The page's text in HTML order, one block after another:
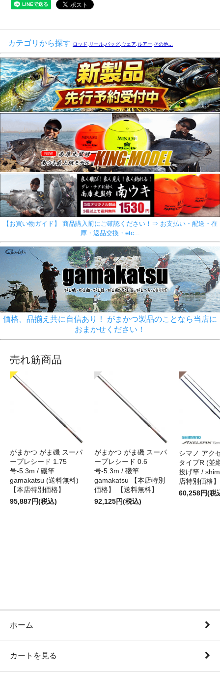
カテゴリから探す ロッド,リール,バッグ,ウェア,ルアー,その他...
【お買い物ガイド】 商品購入前にご確認ください！⇒ お支払い・配送・在
庫・返品交換・etc...
価格、品揃え共に自信あり！ がまかつ製品のことなら当店に
おまかせください！
売れ筋商品
がまかつ がま磯 スーパ
ープレシード 1.75
号-5.3m / 磯竿
gamakatsu (送料無料)
【本店特別価格】
95,887円(税込)
がまかつ がま磯 スーパ
ープレシード 0.6
号-5.3m / 磯竿
gamakatsu 【本店特別
価格】 【送料無料】
92,125円(税込)
シマノ アク
タイプR (並
投げ竿 /
店特別価格】
60,258円(税
ホーム
カートを見る